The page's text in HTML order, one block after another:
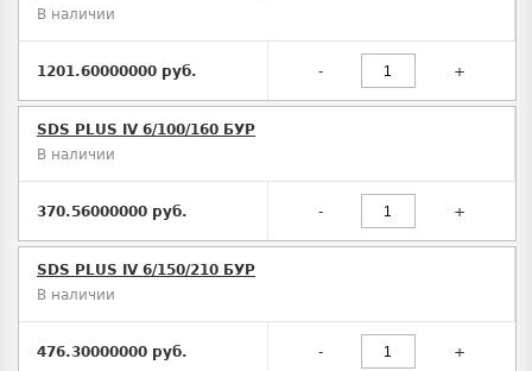
В наличии
1201.60000000 руб. - +
SDS PLUS IV 6/100/160 БУР
В наличии
370.56000000 руб. - +
SDS PLUS IV 6/150/210 БУР
В наличии
476.30000000 руб. - +